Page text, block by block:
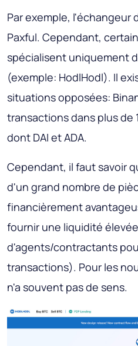
Par exemple, l'échangeur
Paxful. Cependant,
spécialisent uniquement
(exemple: HodlHodl). Il
situations opposées:
transactions dans plus de
dont DAI et ADA.
Cependant, il faut savoir
d'un grand nombre de
financièrement
fournir une liquidité
d'agents/contractants
transactions). Pour les
n'a souvent pas de sens.